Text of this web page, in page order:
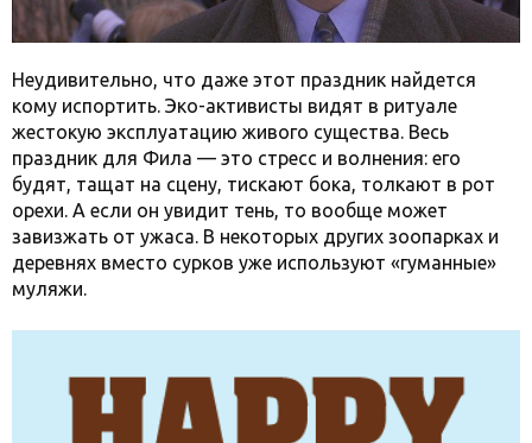
Неудивительно, что даже этот праздник найдется
кому испортить. Эко-активисты видят в ритуале
жестокую эксплуатацию живого существа. Весь
праздник для Фила — это стресс и волнения: его
будят, тащат на сцену, тискают бока, толкают в рот
орехи. А если он увидит тень, то вообще может
завизжать от ужаса. В некоторых других зоопарках и
деревнях вместо сурков уже используют «гуманные»
муляжи.